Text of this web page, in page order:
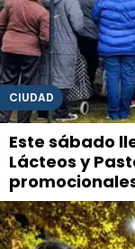
CIUDAD
Este sábado
Lácteos y